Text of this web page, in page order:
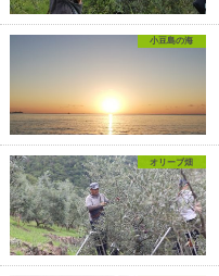
小豆島の海
オリーブ畑